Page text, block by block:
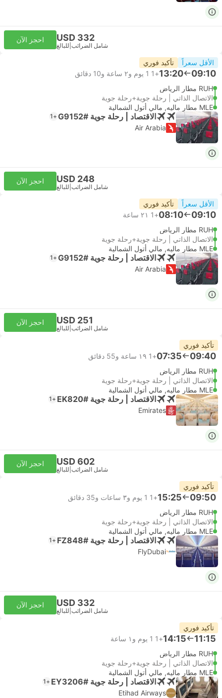
USD 332
شامل الضرائب للبالغ
احجز الآن
الأقل سعراً تأكيد فوري
09:10
13:20
+1
1 يوم و٢ ساعة و‫10 دقائق
RUH مطار الرياض
الاتصال الذاتي | رحلة جوية+رحلة جوية
MLE مطار ماليه, مالي أتول الشمالية
الاقتصاد | رحلة جوية #G9152 +1
Air Arabia
USD 248
شامل الضرائب للبالغ
احجز الآن
الأقل سعراً تأكيد فوري
09:10
08:10
+1
٢١ ساعة
RUH مطار الرياض
الاتصال الذاتي | رحلة جوية+رحلة جوية
MLE مطار ماليه, مالي أتول الشمالية
الاقتصاد | رحلة جوية #G9152 +1
Air Arabia
USD 251
شامل الضرائب للبالغ
احجز الآن
تأكيد فوري
09:40
07:35
+1
١٩ ساعة و‫55 دقائق
RUH مطار الرياض
الاتصال الذاتي | رحلة جوية+رحلة جوية
MLE مطار ماليه, مالي أتول الشمالية
الاقتصاد | رحلة جوية #EK820 +1
Emirates
USD 602
شامل الضرائب للبالغ
احجز الآن
تأكيد فوري
09:50
15:25
+1
1 يوم و٣ ساعات و‫35 دقائق
RUH مطار الرياض
الاتصال الذاتي | رحلة جوية+رحلة جوية
MLE مطار ماليه, مالي أتول الشمالية
الاقتصاد | رحلة جوية #FZ848 +1
FlyDubai
USD 332
شامل الضرائب للبالغ
احجز الآن
تأكيد فوري
11:15
14:15
+1
1 يوم و١ ساعة
RUH مطار الرياض
الاتصال الذاتي | رحلة جوية+رحلة جوية
MLE مطار ماليه, مالي أتول الشمالية
الاقتصاد | رحلة جوية #EY3206 +1
Etihad Airways